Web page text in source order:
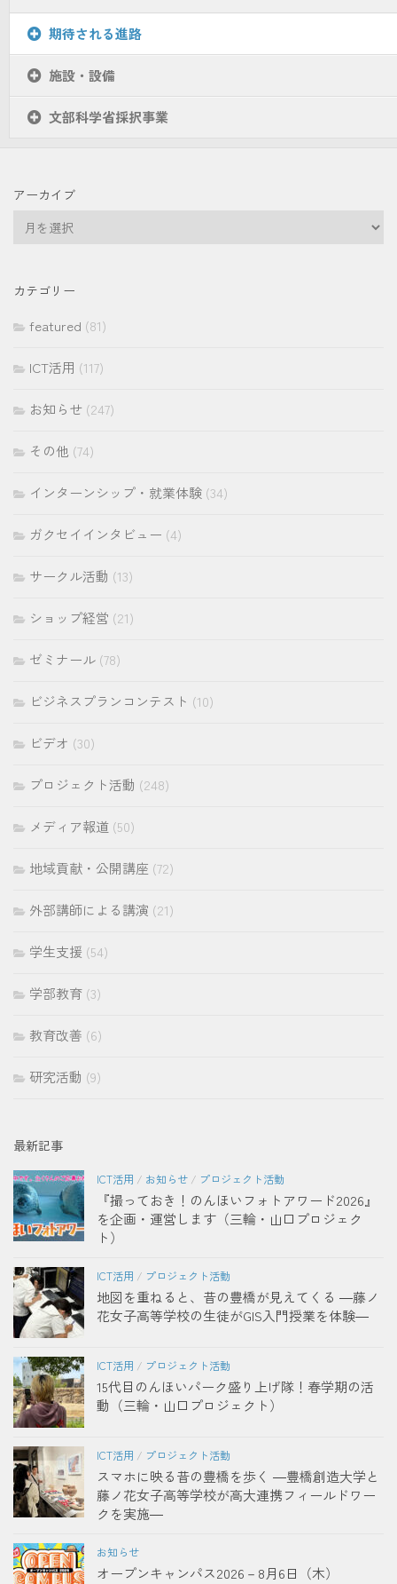
期待される進路
施設・設備
文部科学省採択事業
アーカイブ
イ
カテゴリー
featured (81)
ICT活用 (117)
お知らせ (247)
その他 (74)
インターンシップ・就業体験 (34)
ガクセイインタビュー (4)
サークル活動 (13)
ショップ経営 (21)
ゼミナール (78)
ビジネスプランコンテスト (10)
ビデオ (30)
プロジェクト活動 (248)
メディア報道 (50)
地域貢献・公開講座 (72)
外部講師による講演 (21)
学生支援 (54)
学部教育 (3)
教育改善 (6)
研究活動 (9)
最新記事
ICT活用 / お知らせ / プロジェクト活動
『撮っておき！のんほいフォトアワード2026』
を企画・運営します（三輪・山口プロジェク
ト）
ICT活用 / プロジェクト活動
地図を重ねると、昔の豊橋が見えてくる ―藤ノ
花女子高等学校の生徒がGIS入門授業を体験―
ICT活用 / プロジェクト活動
15代目のんほいパーク盛り上げ隊！春学期の活
動（三輪・山口プロジェクト）
ICT活用 / プロジェクト活動
スマホに映る昔の豊橋を歩く ―豊橋創造大学と
藤ノ花女子高等学校が高大連携フィールドワー
クを実施―
お知らせ
オープンキャンパス2026－8月6日（木）